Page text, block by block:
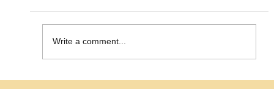
Write a comment...